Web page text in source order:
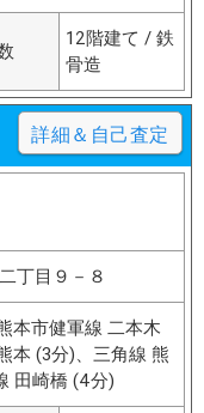
12階建て / 鉄
骨造
詳細＆自己査定
丁目９－８
本市健軍線 二本木
本 (3分)、三角線 熊
田崎橋 (4分)